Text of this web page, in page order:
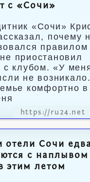
с «Сочи»
«Сочи»
почему
правилом
приостановил
с клубом. «У
не
комфортно в
https://ru24.net
отели Сочи
с наплывом
этим летом